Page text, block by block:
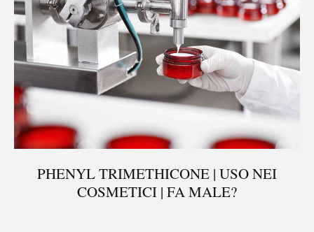
PHENYL TRIMETHICONE | USO NEI
COSMETICI | FA MALE?